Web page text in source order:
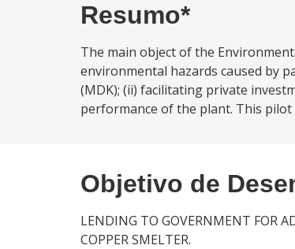
Resumo*
The main object of the
environmental hazards caused by
(MDK); (ii) facilitating private
performance of the plant. This pilot
Objetivo de
LENDING TO GOVERNMENT FOR
COPPER SMELTER.